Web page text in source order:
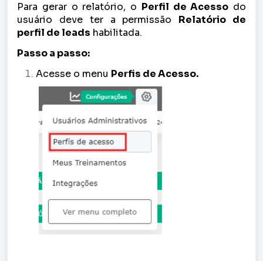
Para gerar o relatório, o Perfil de Acesso do
usuário deve ter a permissão Relatório de
perfil de leads habilitada.
Passo a passo:
Acesse o menu Perfis de Acesso.